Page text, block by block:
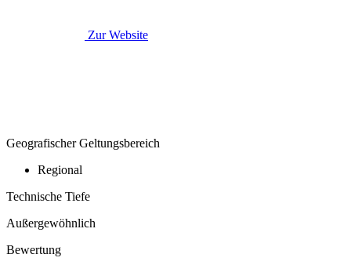
Zur Website
Geografischer Geltungsbereich
Regional
Technische Tiefe
Außergewöhnlich
Bewertung